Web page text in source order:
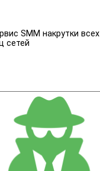
SMM накрутки всех
сетей